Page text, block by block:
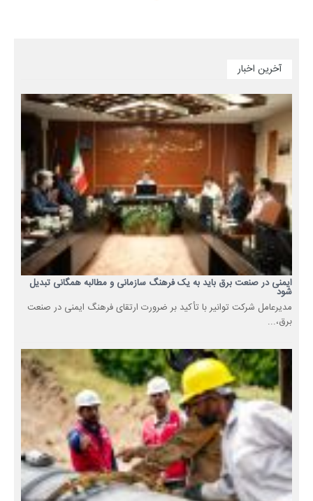
آخرین اخبار
ایمنی در صنعت برق باید به یک فرهنگ سازمانی و مطالبه همگانی تبدیل
شود
مدیرعامل شرکت توانیر با تأکید بر ضرورت ارتقای فرهنگ ایمنی در صنعت
برق،...